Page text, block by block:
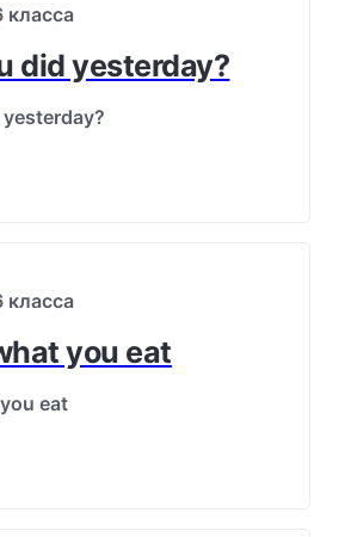
класса
did yesterday?
класса
you eat
eat